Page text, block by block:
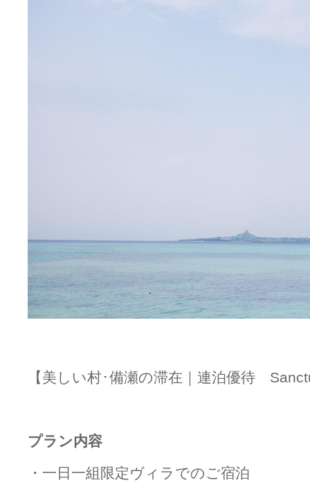
【美しい村･備瀬の滞在｜連泊優待
プラン内容
・一日一組限定ヴィラでのご宿泊